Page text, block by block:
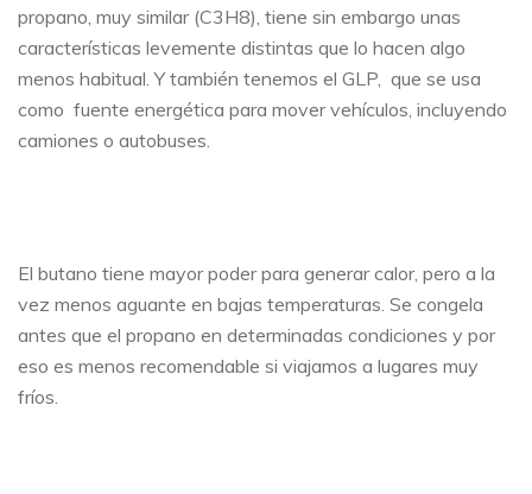
propano, muy similar (C3H8), tiene sin embargo unas
características levemente distintas que lo hacen algo
menos habitual. Y también tenemos el GLP, que se usa
como fuente energética para mover vehículos, incluyendo
camiones o autobuses.
El butano tiene mayor poder para generar calor, pero a la
vez menos aguante en bajas temperaturas. Se congela
antes que el propano en determinadas condiciones y por
eso es menos recomendable si viajamos a lugares muy
fríos.